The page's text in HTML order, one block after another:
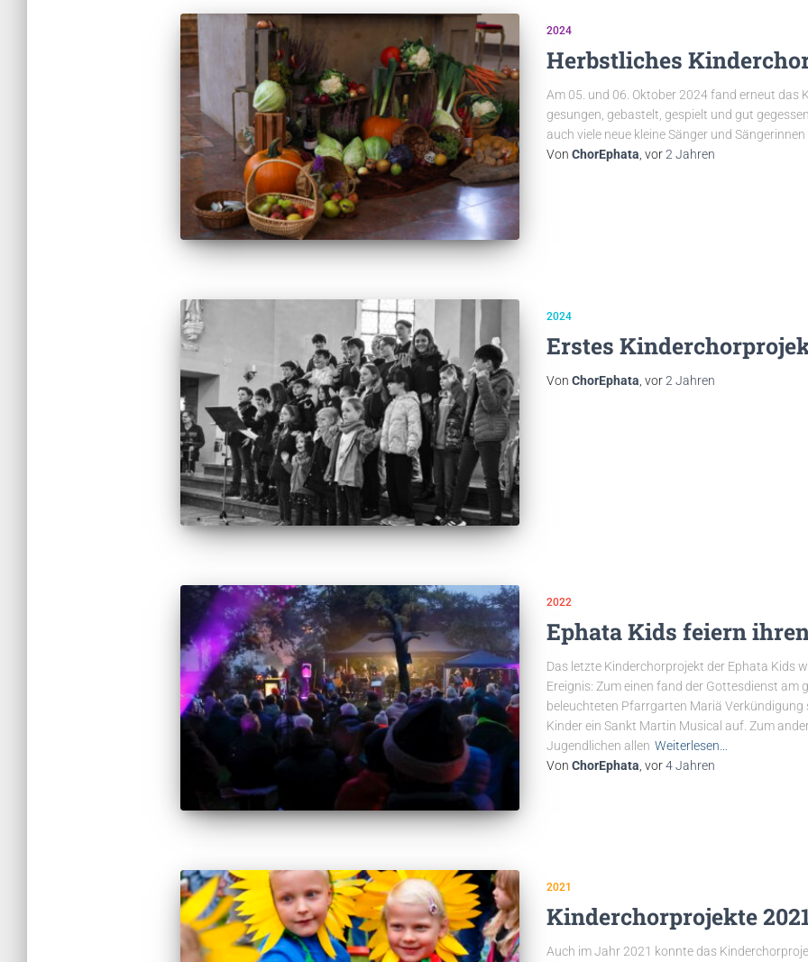
2024
Herbstliches
Am 05. und 06. Oktober 2024 fand erneut das
gesungen, gebastelt, gespielt und gut
auch viele neue kleine Sänger und
Von ChorEphata , vor2 Jahren
2024
Erstes
Von ChorEphata , vor2 Jahren
2022
Ephata Kids feiern
Das letzte Kinderchorprojekt der Ephata Kids
Ereignis: Zum einen fand der Gottesdienst am
beleuchteten Pfarrgarten Mariä
Kinder ein Sankt Martin Musical auf. Zum
Jugendlichen allen Weiterlesen…
Von ChorEphata , vor4 Jahren
2021
Kinderchorprojekte
Auch im Jahr 2021 konnte das